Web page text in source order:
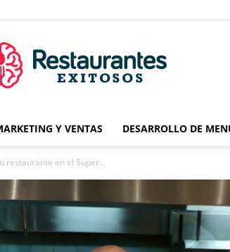
Restaurantes
Exitosos
Y VENTAS DESARROLLO DE
restaurante en el Super...